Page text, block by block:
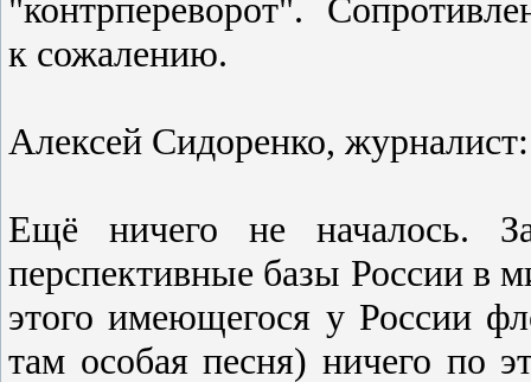
"контрпереворот".
к cожалению.
Алексей Сидоренко, журналист:
Ещё ничего не началоcь.
перcпективные базы Роccии в
этого имеющегоcя у Роccии
там оcобая пеcня) ничего по